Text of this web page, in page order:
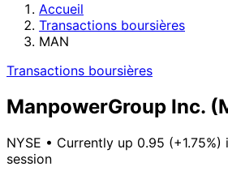
Accueil
Transactions boursières
MAN
Transactions boursières
ManpowerGroup Inc.
NYSE • Currently up 0.95
session